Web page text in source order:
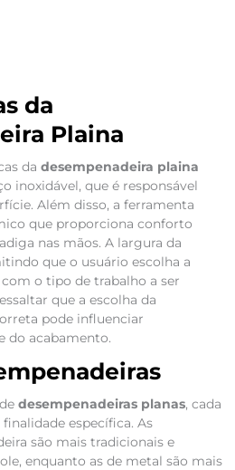
da
Plaina
da desempenadeira plaina
inoxidável, que é responsável
Além disso, a ferramenta
que proporciona conforto
nas mãos. A largura da
que o usuário escolha a
o tipo de trabalho a ser
que a escolha da
pode influenciar
do acabamento.
desempenadeiras planas, cada
específica. As
são mais tradicionais e
enquanto as de metal são mais